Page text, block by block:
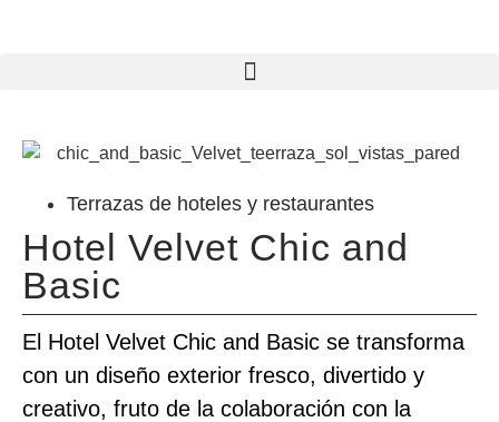
Terrazas de hoteles y restaurantes
Hotel Velvet Chic and
Basic
El Hotel Velvet Chic and Basic se transforma
con un diseño exterior fresco, divertido y
creativo, fruto de la colaboración con la